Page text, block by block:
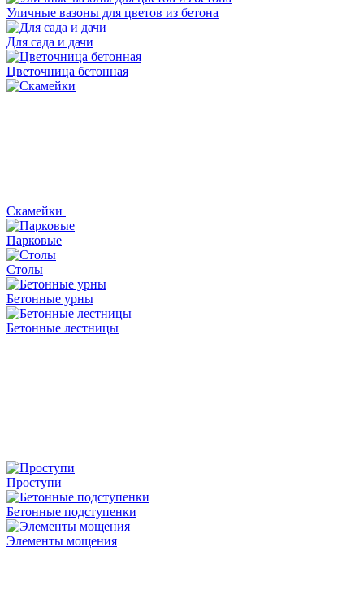
Уличные вазоны для цветов из бетона
Для сада и дачи
Цветочница бетонная
Скамейки
Парковые
Столы
Бетонные урны
Бетонные лестницы
Проступи
Бетонные подступенки
Элементы мощения